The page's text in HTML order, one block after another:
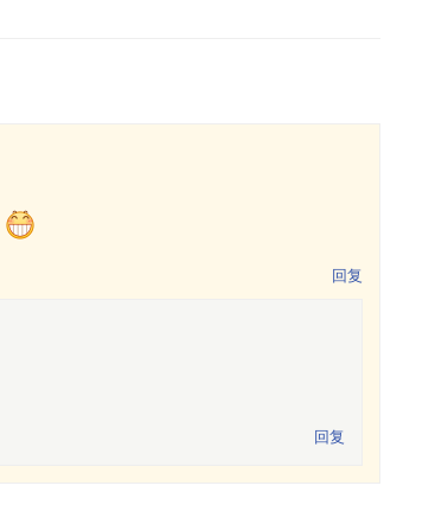
回复
回复